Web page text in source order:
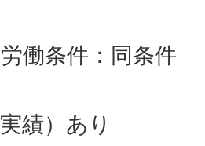
働条件：同条件
績）あり